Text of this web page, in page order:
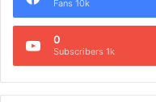
Fans 10k
0
Subscribers 1k